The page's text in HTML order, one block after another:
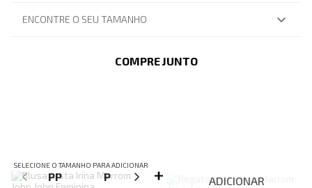
ENCONTRE O SEU TAMANHO
COMPRE JUNTO
SELECIONE O TAMANHO PARA ADICIONAR
PP P M G
ADICIONAR